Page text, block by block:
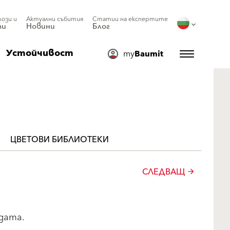
и Актуални събития
Новини
Статии на експертите
Блог
Устойчивост myBaumit
ЦВЕТОВИ БИБЛИОТЕКИ
СЛЕДВАЩ arrow_forward